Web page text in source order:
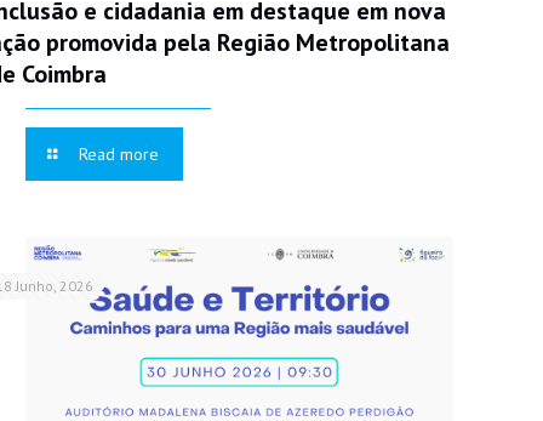
e cidadania em destaque em nova
promovida pela Região Metropolitana
Coimbra
Read more
Junho, 2026